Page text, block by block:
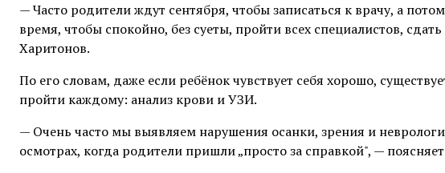
— Часто родители ждут сентября, чтобы записаться к врачу, а
время, чтобы спокойно, без суеты, пройти всех специалистов,
Харитонов.
По его словам, даже если ребёнок чувствует себя хорошо,
пройти каждому: анализ крови и УЗИ.
— Очень часто мы выявляем нарушения осанки, зрения и
осмотрах, когда родители пришли „просто за справкой", —